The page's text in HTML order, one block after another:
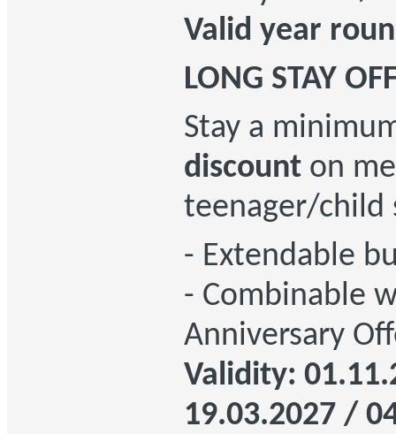
Valid year
LONG STAY
Stay a
discounton
teenager/child
- Extendable
- Combinable
Anniversary
Validity:
19.03.2027 /